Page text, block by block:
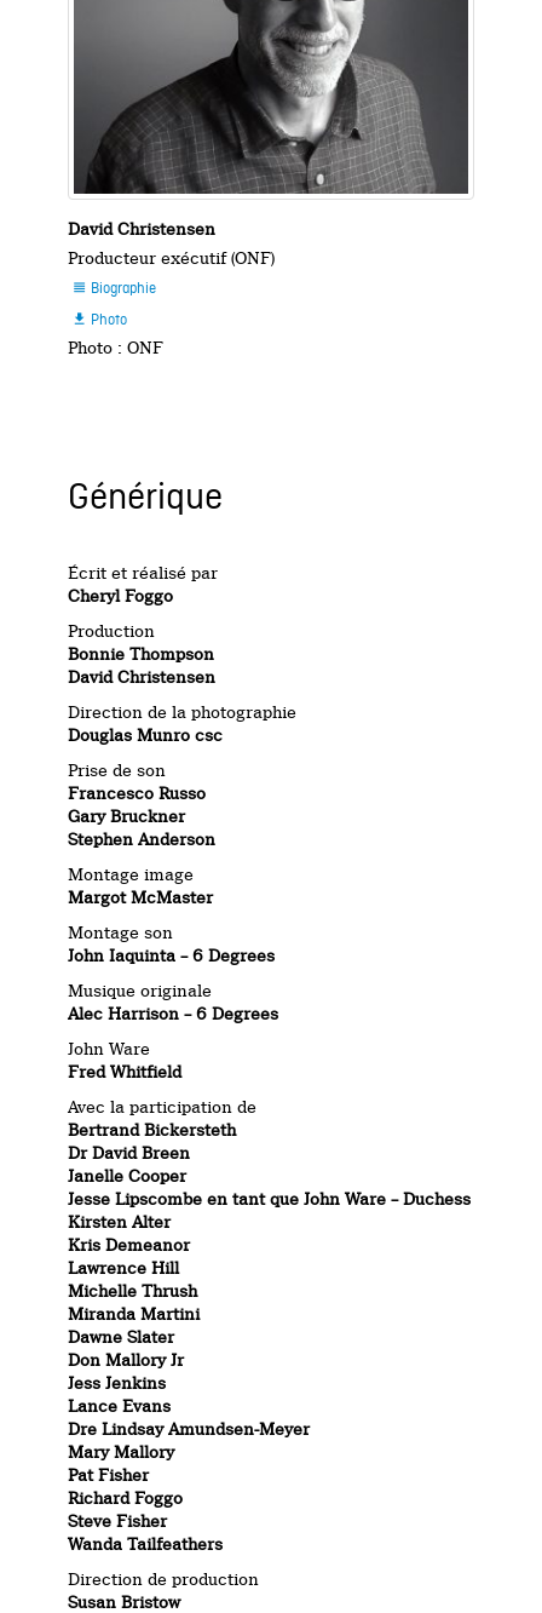
David Christensen
Producteur exécutif (ONF)
 Biographie
 Photo
Photo : ONF
Générique
Écrit et réalisé par
Cheryl Foggo
Production
Bonnie Thompson
David Christensen
Direction de la photographie
Douglas Munro csc
Prise de son
Francesco Russo
Gary Bruckner
Stephen Anderson
Montage image
Margot McMaster
Montage son
John Iaquinta – 6 Degrees
Musique originale
Alec Harrison – 6 Degrees
John Ware
Fred Whitfield
Avec la participation de
Bertrand Bickersteth
Dr David Breen
Janelle Cooper
Jesse Lipscombe en tant que John Ware – Duchess
Kirsten Alter
Kris Demeanor
Lawrence Hill
Michelle Thrush
Miranda Martini
Dawne Slater
Don Mallory Jr
Jess Jenkins
Lance Evans
Dre Lindsay Amundsen-Meyer
Mary Mallory
Pat Fisher
Richard Foggo
Steve Fisher
Wanda Tailfeathers
Direction de production
Susan Bristow